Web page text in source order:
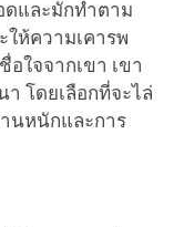
ดและมักทำตาม
ให้ความเคารพ
ใจจากเขา เขา
โดยเลือกที่จะไล่
นหนักและการ